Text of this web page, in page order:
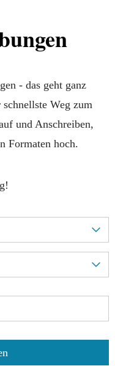
- das geht ganz
Weg zum
und Anschreiben,
Formaten hoch.